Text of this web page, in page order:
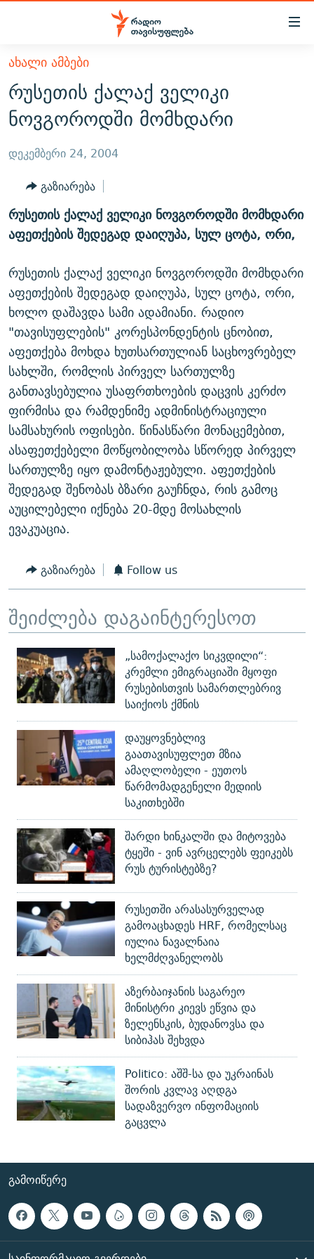
Accessibility
მთავარ
შინაარსზე
დაბრუნება
მთავარ
დაბრუნება
ძიებაზე
დაბრუნება
ᲐᲮᲐᲚᲘ ᲐᲛᲑᲔᲑᲘ
ᲗᲔᲛᲔᲑᲘ
ᲞᲝᲚᲘᲢᲘᲙᲐ
ᲔᲙᲝᲜᲝᲛᲘᲙᲐ
ᲡᲐᲖᲝᲒᲐᲓᲝᲔᲑᲐ
ᲡᲞᲝᲠᲢᲘ
ᲕᲘᲓᲔᲝ
ᲑᲚᲝᲒᲔᲑᲘ
ᲞᲝᲓᲙᲐᲡᲢᲔᲑᲘ
ᲜᲘᲙᲝᲡ ᲞᲝᲓᲙᲐᲡᲢᲘ
ᲒᲐᲜᲙᲘᲗᲮᲕᲘᲡ ᲓᲦᲔ
ᲓᲘᲚᲘᲡ ᲡᲐᲣᲑᲠᲔᲑᲘ
ᲛᲝᲚᲐᲞᲐᲠᲐᲙᲔ ᲢᲔᲥᲡᲢᲔᲑᲘ
ᲨᲘᲜ - ᲣᲪᲮᲝᲔᲗᲨᲘ
ᲚᲘᲢᲔᲠᲐᲢᲣᲠᲣᲚᲘ ᲬᲐᲮᲜᲐᲒᲔᲑᲘ
ᲐᲛᲔᲠᲘᲙᲣᲚᲘ ᲛᲝᲗᲮᲠᲝᲑᲐ
ᲘᲛᲞᲔᲠᲘᲐ ᲓᲐ ᲠᲐᲓᲘᲝ
ᲗᲐᲕᲘᲡᲣᲤᲚᲔᲑᲘᲡ ᲛᲝᲜᲘᲢᲝᲠᲘ
ᲗᲥᲕᲔᲜᲘ ᲞᲣᲑᲚᲘᲙᲐᲪᲘᲔᲑᲘ
ᲣᲙᲠᲐᲘᲜᲐᲨᲘ ᲓᲐᲦᲣᲞᲣᲚᲘ ᲥᲐᲠᲗᲕᲔᲚᲘ ᲛᲔᲑᲠᲫᲝᲚᲔᲑᲘ - 2022
ᲓᲐᲛᲝᲣᲙᲘᲓᲔᲑᲚᲝᲑᲘᲡ 100 ᲬᲔᲚᲘ
ᲩᲔᲛᲘ ᲡᲘᲙᲕᲓᲘᲚᲘᲡ ᲛᲘᲖᲔᲖᲘᲐ COVID-19
11 ᲬᲔᲚᲘ - 11 ᲐᲛᲑᲐᲕᲘ
ᲡᲐᲞᲐᲠᲚᲐᲛᲔᲜᲢᲝ ᲐᲠᲩᲔᲕᲜᲔᲑᲘᲡ ᲘᲡᲢᲝᲠᲘᲐ
ᲑᲐᲕᲨᲕᲔᲑᲘ ᲞᲠᲝᲡᲢᲘᲢᲣᲪᲘᲐᲨᲘ - ᲐᲛᲝᲣᲗᲥᲛᲔᲚᲘ ᲐᲛᲑᲐᲕᲘ
5 ᲐᲛᲑᲐᲕᲘ - 20 ᲘᲕᲜᲘᲡᲡ ᲓᲐᲨᲐᲕᲔᲑᲣᲚᲔᲑᲘ
ᲐᲒᲕᲘᲡᲢᲝᲡ ᲝᲛᲘ
ПРИВЕТ ᲙᲣᲚᲢᲣᲠᲐ
ЭХО КАВКАЗА
ᲒᲐᲛᲝᲘᲬᲔᲠᲔ
რთე/რთ-ის ყველა საიტი
ᲐᲮᲐᲚᲘ ᲐᲛᲑᲔᲑᲘ
რუსეთის ქალაქ ველიკი
ნოვგოროდში მომხდარი
დეკემბერი 24, 2004
გაზიარება
რუსეთის ქალაქ ველიკი ნოვგოროდში მომხდარი
აფეთქების შედეგად დაიღუპა, სულ ცოტა, ორი,
რუსეთის ქალაქ ველიკი ნოვგოროდში მომხდარი
აფეთქების შედეგად დაიღუპა, სულ ცოტა, ორი,
ხოლო დაშავდა სამი ადამიანი. რადიო
"თავისუფლების" კორესპონდენტის ცნობით,
აფეთქება მოხდა ხუთსართულიან საცხოვრებელ
სახლში, რომლის პირველ სართულზე
განთავსებულია უსაფრთხოების დაცვის კერძო
ფირმისა და რამდენიმე ადმინისტრაციული
სამსახურის ოფისები. წინასწარი მონაცემებით,
ასაფეთქებელი მოწყობილობა სწორედ პირველ
სართულზე იყო დამონტაჟებული. აფეთქების
შედეგად შენობას ბზარი გაუჩნდა, რის გამოც
აუცილებელი იქნება 20-მდე მოსახლის
ევაკუაცია.
გაზიარება Follow us
შეიძლება დაგაინტერესოთ
„სამოქალაქო სიკვდილი“:
კრემლი ემიგრაციაში მყოფი
რუსებისთვის სამართლებრივ
საიქიოს ქმნის
დაუყოვნებლივ
გაათავისუფლეთ მზია
ამაღლობელი - ეუთოს
წარმომადგენელი მედიის
საკითხებში
შარდი ხინკალში და მიტოვება
ტყეში - ვინ ავრცელებს ფეიკებს
რუს ტურისტებზე?
რუსეთში არასასურველად
გამოაცხადეს HRF, რომელსაც
იულია ნავალნაია
ხელმძღვანელობს
აზერბაიჯანის საგარეო
მინისტრი კიევს ეწვია და
ზელენსკის, ბუდანოვსა და
სიბიჰას შეხვდა
Politico: აშშ-სა და უკრაინას
შორის კვლავ აღდგა
სადაზვერვო ინფომაციის
გაცვლა
ᲒᲐᲛᲝᲘᲬᲔᲠᲔ